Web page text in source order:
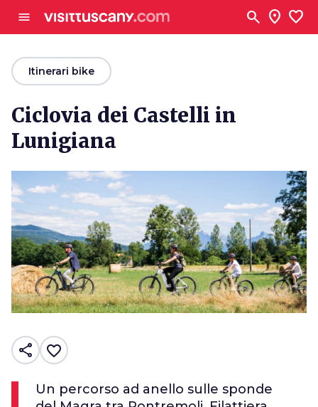
menu search location_on favorite
arrow_backItinerari bike
Ciclovia dei Castelli in
Lunigiana
share favorite_border
Un percorso ad anello sulle sponde